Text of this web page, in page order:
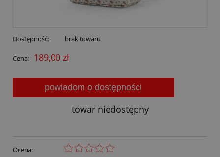
Dostępność: brak towaru
Cena: 189,00 zł
powiadom o dostępności
towar niedostępny
Ocena: